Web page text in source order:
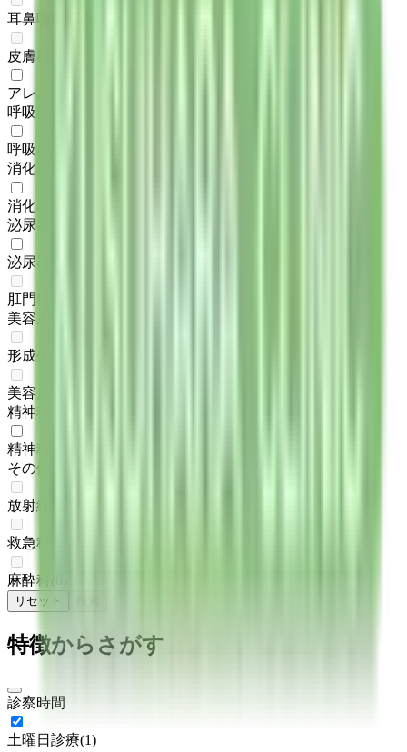
耳鼻咽喉科
皮膚科
アレルギー科
呼吸器科系
呼吸器科
消化器科系
消化器科
泌尿器科・肛門科系
泌尿器科
肛門科
美容系
形成外科・美容外科
美容皮膚科
精神科系
精神科・心療内科
その他
放射線科
救急科
麻酔科
リセット
特徴からさがす
診察時間
土曜日診療(1)